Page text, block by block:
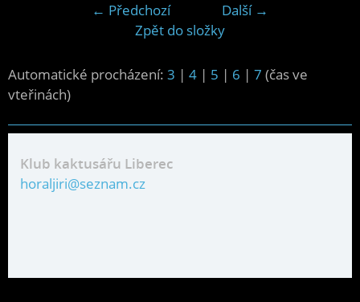
← Předchozí
Další →
Zpět do složky
Automatické procházení: 3 | 4 | 5 | 6 | 7 (čas ve
vteřinách)
Klub kaktusářu Liberec
horaljiri@seznam.cz